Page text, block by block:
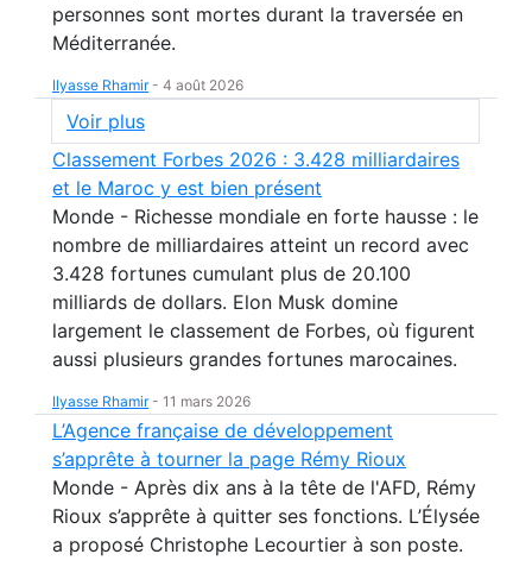
personnes sont mortes durant la traversée en
Méditerranée.
Ilyasse Rhamir- 4 août 2026
Voir plus
Classement Forbes 2026 : 3.428 milliardaires
et le Maroc y est bien présent
Monde - Richesse mondiale en forte hausse : le
nombre de milliardaires atteint un record avec
3.428 fortunes cumulant plus de 20.100
milliards de dollars. Elon Musk domine
largement le classement de Forbes, où figurent
aussi plusieurs grandes fortunes marocaines.
Ilyasse Rhamir- 11 mars 2026
L’Agence française de développement
s’apprête à tourner la page Rémy Rioux
Monde - Après dix ans à la tête de l'AFD, Rémy
Rioux s’apprête à quitter ses fonctions. L’Élysée
a proposé Christophe Lecourtier à son poste.